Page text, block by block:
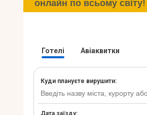
Контакти
онлайн по всьому світу!